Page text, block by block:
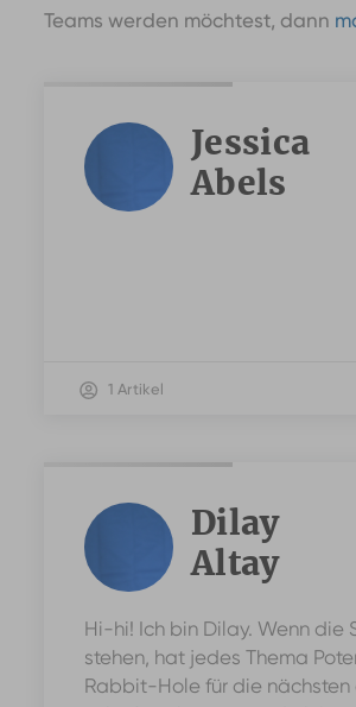
Teams werden möchtest, dann
Jessica
Abels
1 Artikel
Dilay
Altay
Hi-hi! Ich bin Dilay. Wenn die
stehen, hat jedes Thema
Rabbit-Hole für die nächsten